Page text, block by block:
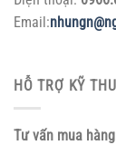
Email:
HỖ TRỢ KỸ
Tư vấn mua